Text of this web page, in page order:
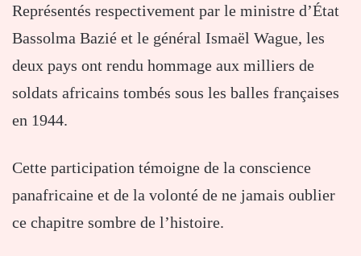
Représentés respectivement par le ministre d’État
Bassolma Bazié et le général Ismaël Wague, les
deux pays ont rendu hommage aux milliers de
soldats africains tombés sous les balles françaises
en 1944.
Cette participation témoigne de la conscience
panafricaine et de la volonté de ne jamais oublier
ce chapitre sombre de l’histoire.